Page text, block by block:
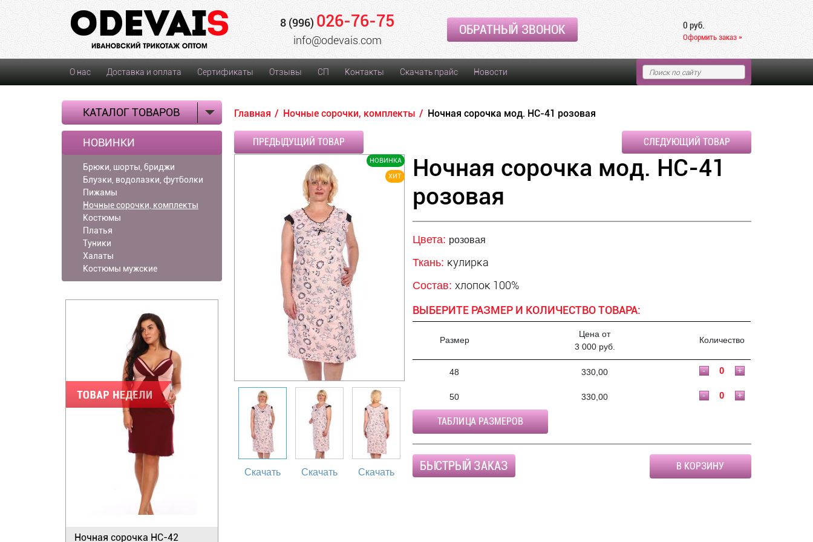
8 (996) 026-76-75
info@odevais.com
ОБРАТНЫЙ ЗВОНОК 0 руб.
Оформить заказ »
О нас Доставка и оплата Сертификаты Отзывы СП Контакты Скачать прайс Новости
КАТАЛОГ ТОВАРОВ
НОВИНКИ
Брюки, шорты, бриджи
Блузки, водолазки, футболки
Пижамы
Ночные сорочки, комплекты
Костюмы
Платья
Туники
Халаты
Костюмы мужские
Ночная сорочка НС-42
Главная Ночные сорочки, комплекты Ночная сорочка мод. НС-41 розовая
ПРЕДЫДУЩИЙ ТОВАР СЛЕДУЮЩИЙ ТОВАР
НОВИНКА
ХИТ
Скачать Скачать Скачать
Ночная сорочка мод. НС-41
розовая
Цвета: розовая
Ткань: кулирка
Состав: хлопок 100%
ВЫБЕРИТЕ РАЗМЕР И КОЛИЧЕСТВО ТОВАРА:
Размер
Цена от
3 000 руб.
Количество
48 330,00 +
-
50 330,00 +
-
ТАБЛИЦА РАЗМЕРОВ
БЫСТРЫЙ ЗАКАЗ В КОРЗИНУ